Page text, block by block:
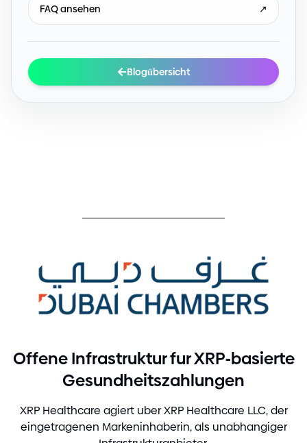
FAQ ansehen ↗
Blogübersicht
Offene Infrastruktur fur XRP-basierte
Gesundheitszahlungen
XRP Healthcare agiert uber XRP Healthcare LLC, der
eingetragenen Markeninhaberin, als unabhangiger